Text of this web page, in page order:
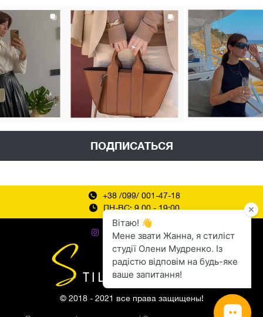
ПОДПИСАТЬСЯ
+38 /099/ 001-47-18
ПН-ВС: 9.00 - 19:00
© 2018 - 2021 все права защищены!